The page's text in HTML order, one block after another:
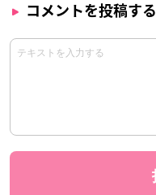
コメントを投稿する